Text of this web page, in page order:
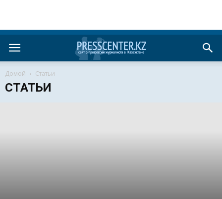
Домой Статьи
СТАТЬИ